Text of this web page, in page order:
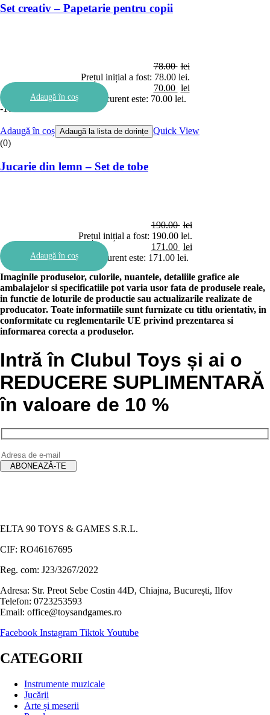
Set creativ – Papetarie pentru copii
78.00 lei
Prețul inițial a fost: 78.00 lei.
70.00 lei
Prețul curent este: 70.00 lei.
Adaugă în coș
-10%
Adaugă în coș Adaugă la lista de dorințe Quick View
(0)
Jucarie din lemn – Set de tobe
190.00 lei
Prețul inițial a fost: 190.00 lei.
171.00 lei
Prețul curent este: 171.00 lei.
Adaugă în coș
Imaginile produselor, culorile, nuantele, detaliile grafice ale
ambalajelor si specificatiile pot varia usor fata de produsele reale,
in functie de loturile de productie sau actualizarile realizate de
producator. Toate informatiile sunt furnizate cu titlu orientativ, in
conformitate cu reglementarile UE privind prezentarea si
informarea corecta a produselor.
Intră în Clubul Toys și ai o
REDUCERE SUPLIMENTARĂ
în valoare de 10 %
ELTA 90 TOYS & GAMES S.R.L.
CIF: RO46167695
Reg. com: J23/3267/2022
Adresa: Str. Preot Sebe Costin 44D, Chiajna, București, Ilfov
Telefon: 0723253593
Email: office@toysandgames.ro
Facebook Instagram Tiktok Youtube
CATEGORII
Instrumente muzicale
Jucării
Arte și meserii